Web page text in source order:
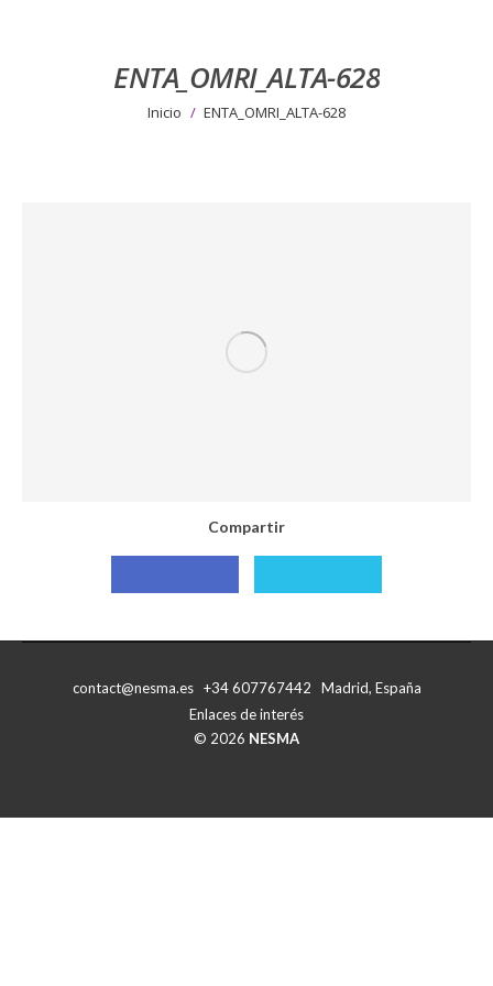
ENTA_OMRI_ALTA-628
Estás aquí:
Inicio ENTA_OMRI_ALTA-628
Compartir
Compartir
Compartir
contact@nesma.es +34 607767442 Madrid, España
Enlaces de interés
© 2026 NESMA